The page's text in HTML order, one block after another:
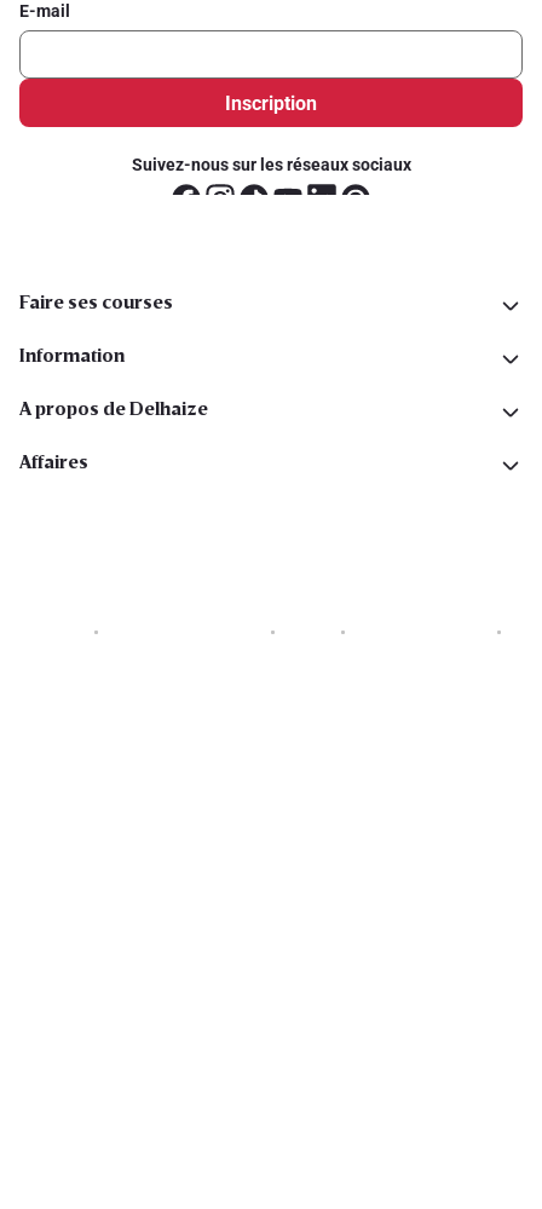
E-mail
Inscription
Suivez-nous sur les réseaux sociaux
Faire ses courses
Information
A propos de Delhaize
Affaires